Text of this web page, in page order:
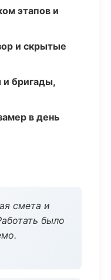
этапов и
и скрытые
бригады,
в день
смета и
было